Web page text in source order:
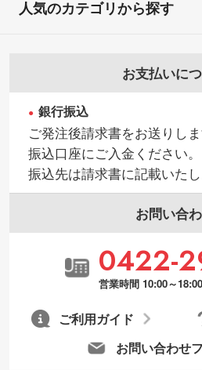
お支払いに
銀行振込
ご発注後請求書をお送りし
振込口座にご入金ください。
振込先は請求書に記載いたし
お問い合
0422-
営業時間 10:00～
お問い合わせ
ご利用ガイド
人気のカテゴリから探す